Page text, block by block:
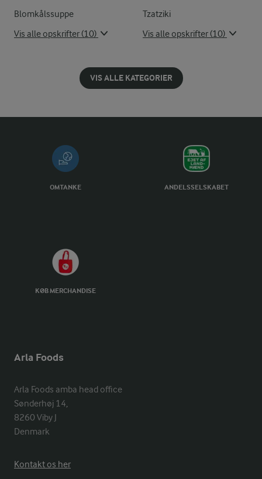
Blomkålssuppe
Vis alle opskrifter (10)
Tzatziki
Vis alle opskrifter (10)
VIS ALLE KATEGORIER
OMTANKE ANDELSSELSKABET
KØB MERCHANDISE
Arla Foods
Arla Foods amba head office
Sønderhøj 14,
8260 Viby J
Denmark
Kontakt os her